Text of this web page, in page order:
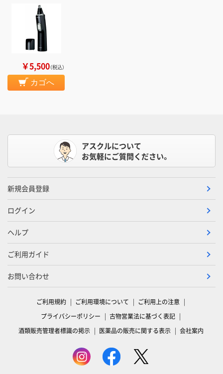
￥5,500（税込）
カゴへ
アスクルについて
お気軽にご質問ください。
新規会員登録
ログイン
ヘルプ
ご利用ガイド
お問い合わせ
ご利用規約 ご利用環境について
ご利用上の注意
プライバシーポリシー
古物営業法に基づく表記
酒類販売管理者標識の掲示
医薬品の販売に関する表示 会社案内